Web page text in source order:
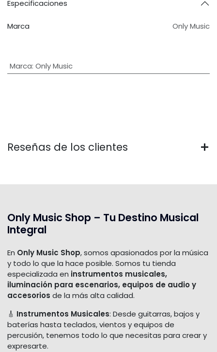
Especificaciones
Marca Only Music
Marca: Only Music
Reseñas de los clientes
Only Music Shop – Tu Destino Musical
Integral
En Only Music Shop, somos apasionados por la música
y todo lo que la hace posible. Somos tu tienda
especializada en instrumentos musicales,
iluminación para escenarios, equipos de audio y
accesorios de la más alta calidad.
🎸 Instrumentos Musicales: Desde guitarras, bajos y
baterías hasta teclados, vientos y equipos de
percusión, tenemos todo lo que necesitas para crear y
expresarte.